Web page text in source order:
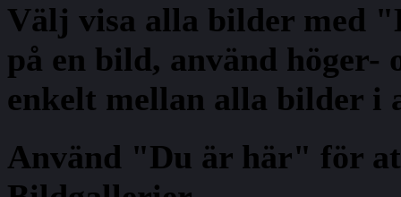
Välj visa alla bilder med
på en bild, använd
enkelt mellan alla bilder i
Använd "Du är här" för